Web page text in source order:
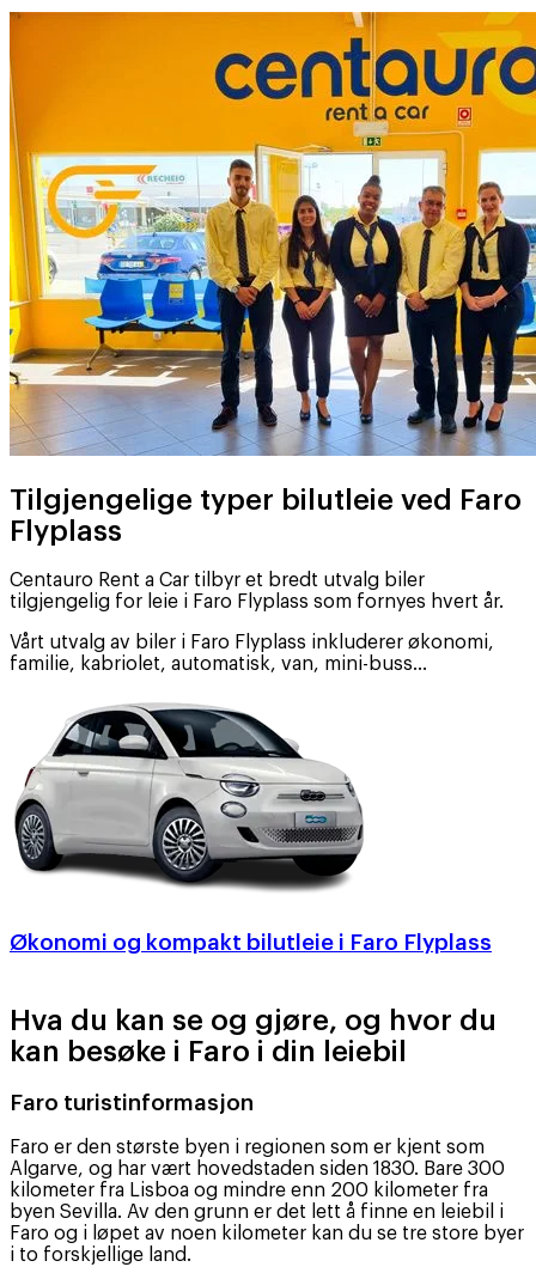
Tilgjengelige typer bilutleie ved Faro
Flyplass
Centauro Rent a Car tilbyr et bredt utvalg biler
tilgjengelig for leie i Faro Flyplass som fornyes hvert år.
Vårt utvalg av biler i Faro Flyplass inkluderer økonomi,
familie, kabriolet, automatisk, van, mini-buss…
Økonomi og kompakt bilutleie i Faro Flyplass
Hva du kan se og gjøre, og hvor du
kan besøke i Faro i din leiebil
Faro turistinformasjon
Faro er den største byen i regionen som er kjent som
Algarve, og har vært hovedstaden siden 1830. Bare 300
kilometer fra Lisboa og mindre enn 200 kilometer fra
byen Sevilla. Av den grunn er det lett å finne en leiebil i
Faro og i løpet av noen kilometer kan du se tre store byer
i to forskjellige land.